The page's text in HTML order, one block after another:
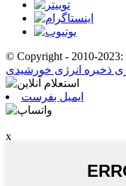
ایمیل بفرست
x